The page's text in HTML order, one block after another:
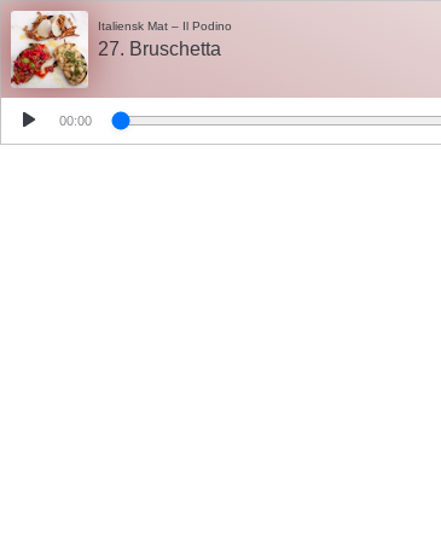
Italiensk Mat – Il Podino
27. Bruschetta
00:00